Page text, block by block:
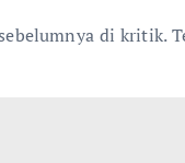
di kritik.